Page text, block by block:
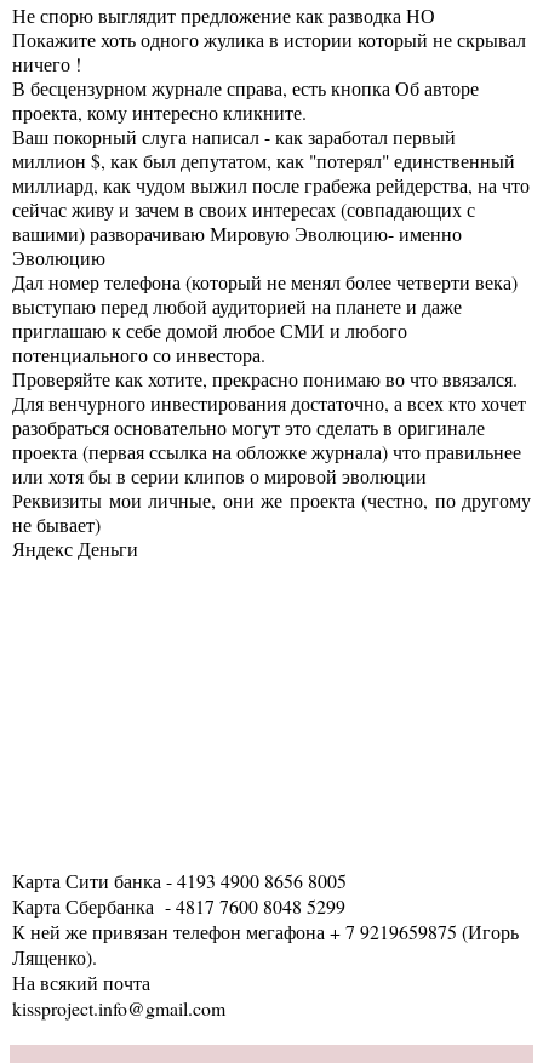
Не спорю выглядит предложение как разводка НО
Покажите хоть одного жулика в истории который не скрывал
ничего !
В бесцензурном журнале справа, есть кнопка Об авторе
проекта, кому интересно кликните.
Ваш покорный слуга написал - как заработал первый
миллион $, как был депутатом, как "потерял" единственный
миллиард, как чудом выжил после грабежа рейдерства, на что
сейчас живу и зачем в своих интересах (совпадающих с
вашими) разворачиваю Мировую Эволюцию- именно
Эволюцию
Дал номер телефона (который не менял более четверти века)
выступаю перед любой аудиторией на планете и даже
приглашаю к себе домой любое СМИ и любого
потенциального со инвестора.
Проверяйте как хотите, прекрасно понимаю во что ввязался.
Для венчурного инвестирования достаточно, а всех кто хочет
разобраться основательно могут это сделать в оригинале
проекта (первая ссылка на обложке журнала) что правильнее
или хотя бы в серии клипов о мировой эволюции
Реквизиты мои личные, они же проекта (честно, по другому
не бывает)
Яндекс Деньги
Карта Сити банка - 4193 4900 8656 8005
Карта Сбербанка - 4817 7600 8048 5299
К ней же привязан телефон мегафона + 7 9219659875 (Игорь
Лященко).
На всякий почта
kissproject.info@gmail.com